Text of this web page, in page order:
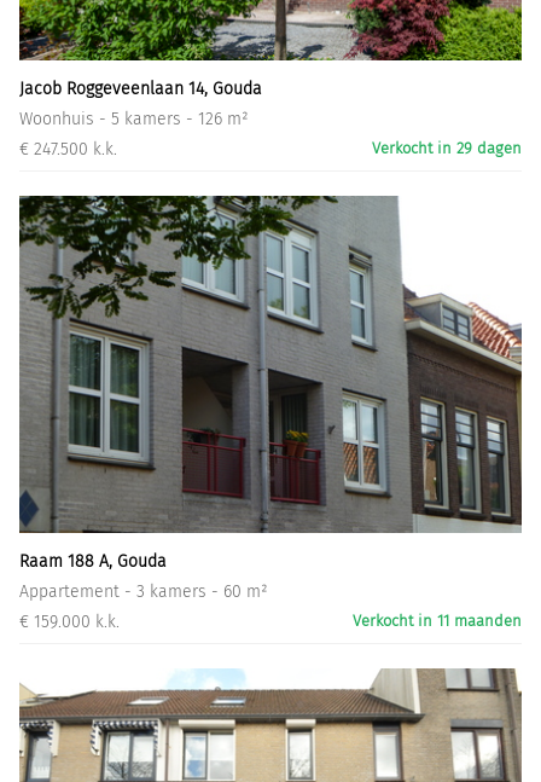
Jacob Roggeveenlaan 14, Gouda
Woonhuis - 5 kamers - 126 m²
€ 247.500 k.k.
Verkocht in 29 dagen
Raam 188 A, Gouda
Appartement - 3 kamers - 60 m²
€ 159.000 k.k.
Verkocht in 11 maanden